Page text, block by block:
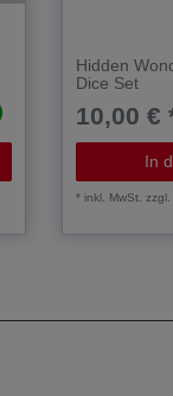
Hidden
Dice Set
10,00 €
In
*inkl. MwSt.